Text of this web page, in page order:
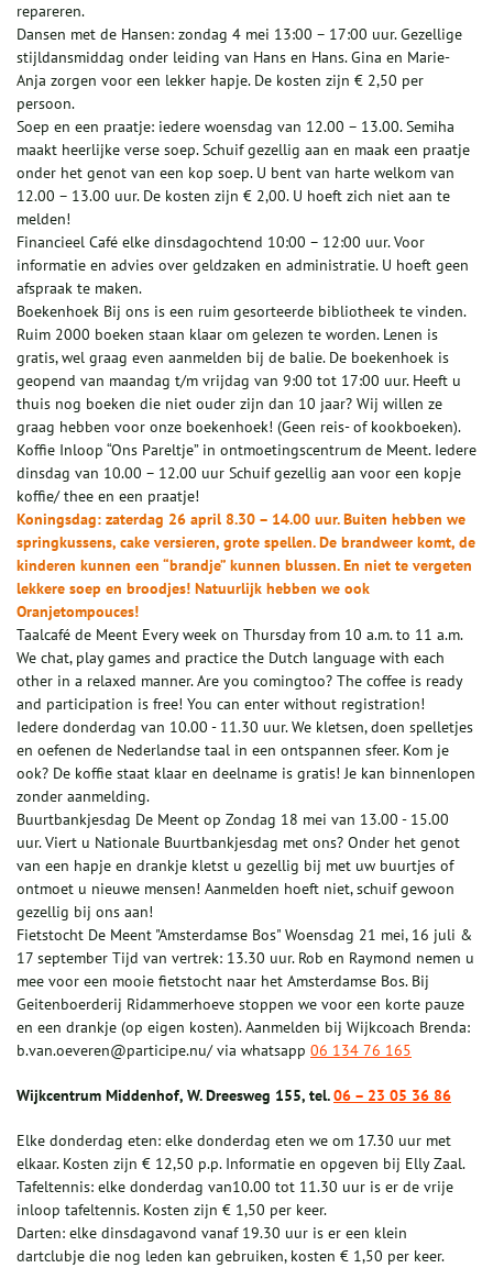
repareren.
Dansen met de Hansen: zondag 4 mei 13:00 – 17:00 uur. Gezellige
stijldansmiddag onder leiding van Hans en Hans. Gina en Marie-
Anja zorgen voor een lekker hapje. De kosten zijn € 2,50 per
persoon.
Soep en een praatje: iedere woensdag van 12.00 – 13.00. Semiha
maakt heerlijke verse soep. Schuif gezellig aan en maak een praatje
onder het genot van een kop soep. U bent van harte welkom van
12.00 – 13.00 uur. De kosten zijn € 2,00. U hoeft zich niet aan te
melden!
Financieel Café elke dinsdagochtend 10:00 – 12:00 uur. Voor
informatie en advies over geldzaken en administratie. U hoeft geen
afspraak te maken.
Boekenhoek Bij ons is een ruim gesorteerde bibliotheek te vinden.
Ruim 2000 boeken staan klaar om gelezen te worden. Lenen is
gratis, wel graag even aanmelden bij de balie. De boekenhoek is
geopend van maandag t/m vrijdag van 9:00 tot 17:00 uur. Heeft u
thuis nog boeken die niet ouder zijn dan 10 jaar? Wij willen ze
graag hebben voor onze boekenhoek! (Geen reis- of kookboeken).
Koffie Inloop “Ons Pareltje” in ontmoetingscentrum de Meent. Iedere
dinsdag van 10.00 – 12.00 uur Schuif gezellig aan voor een kopje
koffie/ thee en een praatje!
Koningsdag: zaterdag 26 april 8.30 – 14.00 uur. Buiten hebben we
springkussens, cake versieren, grote spellen. De brandweer komt, de
kinderen kunnen een “brandje” kunnen blussen. En niet te vergeten
lekkere soep en broodjes! Natuurlijk hebben we ook
Oranjetompouces!
Taalcafé de Meent Every week on Thursday from 10 a.m. to 11 a.m.
We chat, play games and practice the Dutch language with each
other in a relaxed manner. Are you comingtoo? The coffee is ready
and participation is free! You can enter without registration!
Iedere donderdag van 10.00 - 11.30 uur. We kletsen, doen spelletjes
en oefenen de Nederlandse taal in een ontspannen sfeer. Kom je
ook? De koffie staat klaar en deelname is gratis! Je kan binnenlopen
zonder aanmelding.
Buurtbankjesdag De Meent op Zondag 18 mei van 13.00 - 15.00
uur. Viert u Nationale Buurtbankjesdag met ons? Onder het genot
van een hapje en drankje kletst u gezellig bij met uw buurtjes of
ontmoet u nieuwe mensen! Aanmelden hoeft niet, schuif gewoon
gezellig bij ons aan!
Fietstocht De Meent "Amsterdamse Bos" Woensdag 21 mei, 16 juli &
17 september Tijd van vertrek: 13.30 uur. Rob en Raymond nemen u
mee voor een mooie fietstocht naar het Amsterdamse Bos. Bij
Geitenboerderij Ridammerhoeve stoppen we voor een korte pauze
en een drankje (op eigen kosten). Aanmelden bij Wijkcoach Brenda:
b.van.oeveren@participe.nu/ via whatsapp 06 134 76 165
Wijkcentrum Middenhof, W. Dreesweg 155, tel.06 – 23 05 36 86
Elke donderdag eten: elke donderdag eten we om 17.30 uur met
elkaar. Kosten zijn € 12,50 p.p. Informatie en opgeven bij Elly Zaal.
Tafeltennis: elke donderdag van10.00 tot 11.30 uur is er de vrije
inloop tafeltennis. Kosten zijn € 1,50 per keer.
Darten: elke dinsdagavond vanaf 19.30 uur is er een klein
dartclubje die nog leden kan gebruiken, kosten € 1,50 per keer.